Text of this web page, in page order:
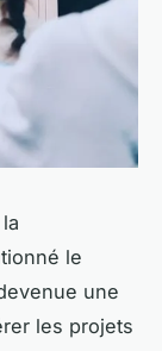
le
une
les projets